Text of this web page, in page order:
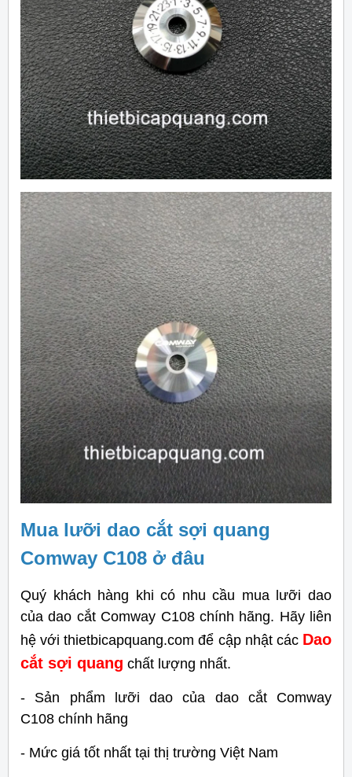
Mua lưỡi dao cắt sợi quang
Comway C108 ở đâu
Quý khách hàng khi có nhu cầu mua lưỡi dao
của dao cắt Comway C108 chính hãng. Hãy liên
hệ với thietbicapquang.com để cập nhật các Dao
cắt sợi quang chất lượng nhất.
- Sản phẩm lưỡi dao của dao cắt Comway
C108 chính hãng
- Mức giá tốt nhất tại thị trường Việt Nam